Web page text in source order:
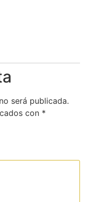
será publicada.
con *